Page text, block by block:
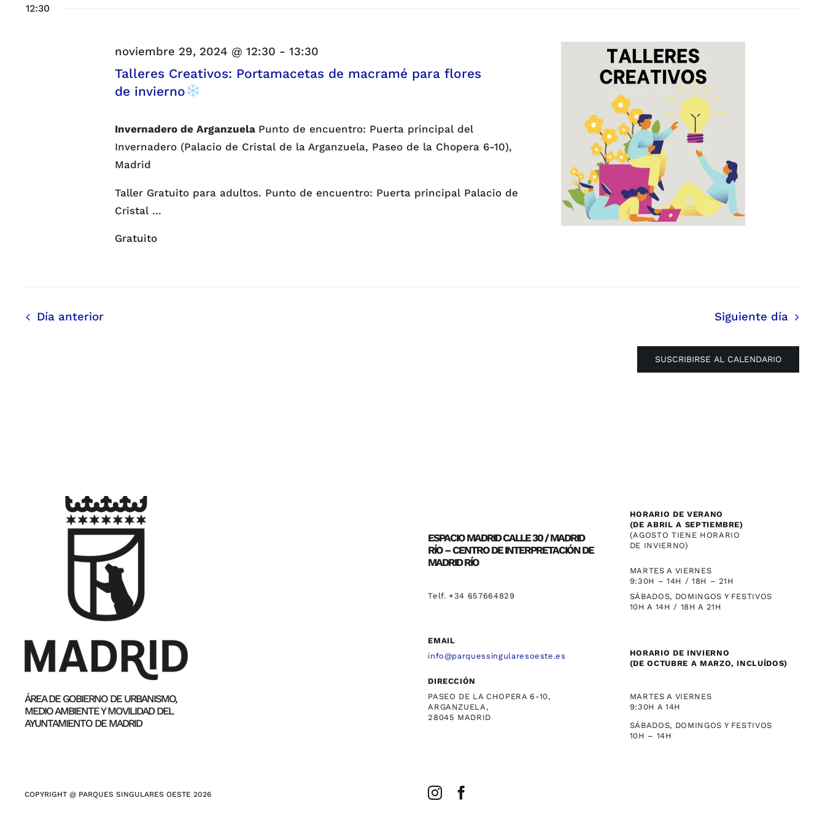
vistas
Eventos
12:30
Talleres Creativos: Portamacetas de macramé para flores
de invierno
noviembre 29, 2024 @ 12:30 -13:30
Invernadero de Arganzuela Punto de encuentro: Puerta principal del
Invernadero (Palacio de Cristal de la Arganzuela, Paseo de la Chopera 6-10),
Madrid
Taller Gratuito para adultos. Punto de encuentro: Puerta principal Palacio de
Cristal ...
Gratuito
Día anterior Siguiente día
SUSCRIBIRSE AL CALENDARIO
ÁREA DE GOBIERNO DE URBANISMO,
MEDIO AMBIENTE Y MOVILIDAD DEL
AYUNTAMIENTO DE MADRID
ESPACIO MADRID CALLE 30 / MADRID
RÍO – CENTRO DE INTERPRETACIÓN DE
MADRID RÍO
Telf. +34 657664829
EMAIL
info@parquessingularesoeste.es
DIRECCIÓN
PASEO DE LA CHOPERA 6-10,
ARGANZUELA,
28045 MADRID
HORARIO DE VERANO
(DE ABRIL A SEPTIEMBRE)
(AGOSTO TIENE HORARIO
DE INVIERNO)
MARTES A VIERNES
9:30H – 14H / 18H – 21H
SÁBADOS, DOMINGOS Y FESTIVOS
10H A 14H / 18H A 21H
HORARIO DE INVIERNO
(DE OCTUBRE A MARZO, INCLUÍDOS)
MARTES A VIERNES
9:30H A 14H
SÁBADOS, DOMINGOS Y FESTIVOS
10H – 14H
COPYRIGHT @ PARQUES SINGULARES OESTE 2026